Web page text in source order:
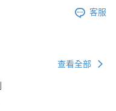
客服
查看全部